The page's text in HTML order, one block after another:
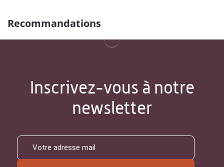
Recommandations
Inscrivez-vous à notre
newsletter